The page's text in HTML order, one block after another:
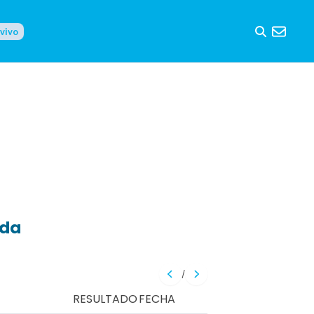
/
RESULTADOFECHA